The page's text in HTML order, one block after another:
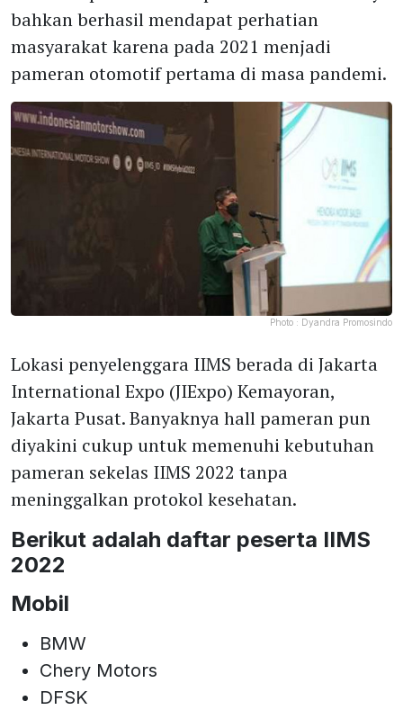
bahkan berhasil mendapat perhatian
masyarakat karena pada 2021 menjadi
pameran otomotif pertama di masa pandemi.
Photo : Dyandra Promosindo
Lokasi penyelenggara IIMS berada di Jakarta
International Expo (JIExpo) Kemayoran,
Jakarta Pusat. Banyaknya hall pameran pun
diyakini cukup untuk memenuhi kebutuhan
pameran sekelas IIMS 2022 tanpa
meninggalkan protokol kesehatan.
Berikut adalah daftar peserta IIMS
2022
Mobil
BMW
Chery Motors
DFSK